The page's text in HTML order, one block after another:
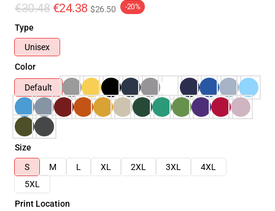
€30.48 €24.38 $26.50 -20%
Type
Unisex
Color
Default
Size
S
M L XL 2XL 3XL
4XL
5XL
Print Location